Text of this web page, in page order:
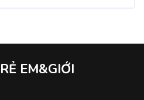
EM&GIỚI